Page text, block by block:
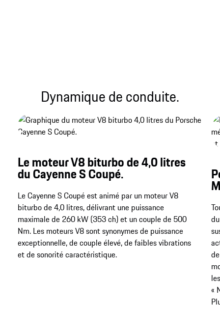
Dynamique de conduite.
Le moteur V8 biturbo de 4,0 litres
du Cayenne S Coupé.
Le Cayenne S Coupé est animé par un moteur V8
biturbo de 4,0 litres, délivrant une puissance
maximale de 260 kW (353 ch) et un couple de 500
Nm​​​​​​​. Les moteurs V8 sont synonymes de puissance
exceptionnelle, de couple élevé, de faibles vibrations
et de sonorité caractéristique.
«